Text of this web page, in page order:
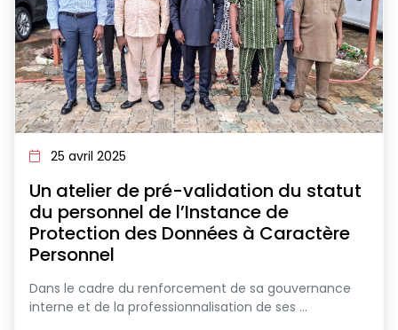
25 avril 2025
Un atelier de pré-validation du statut
du personnel de l’Instance de
Protection des Données à Caractère
Personnel
Dans le cadre du renforcement de sa gouvernance
interne et de la professionnalisation de ses ...